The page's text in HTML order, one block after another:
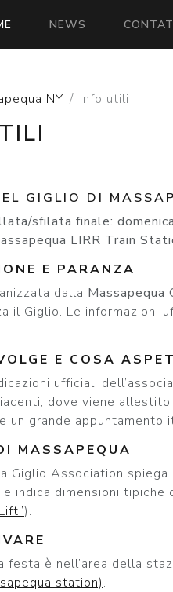
(CURRENT)
NEWS
NY Info utili
GIGLIO DI
sfilata finale:
LIRR Train
E PARANZA
dalla Massapequa
il Giglio. Le informazioni
E COSA
ufficiali
dove viene
un grande
MASSAPEQUA
Giglio Association
e indica dimensioni tipiche
).
festa è nell’area della
station).